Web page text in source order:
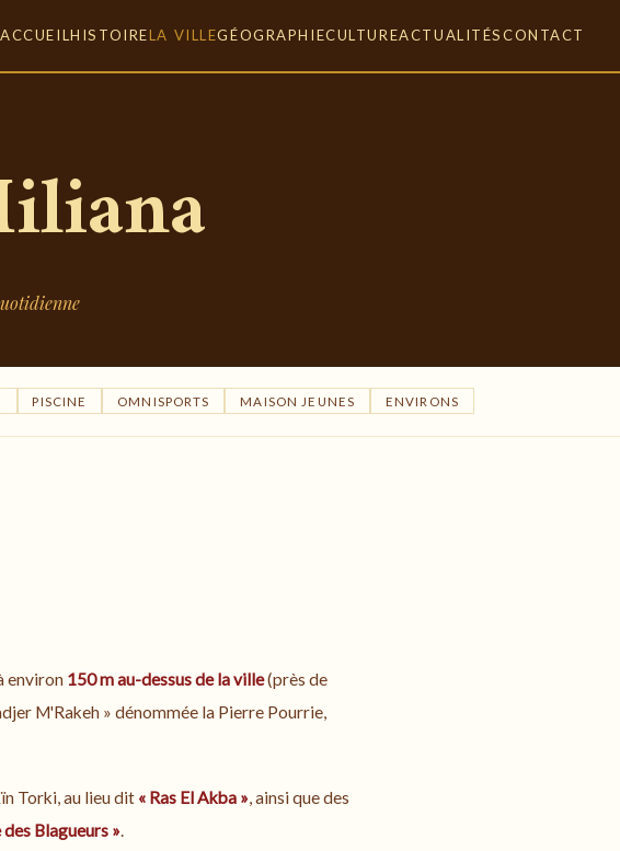
ACCUEILHISTOIRELA VILLEGÉOGRAPHIECULTUREACTUALITÉSCONTACT
PISCINE OMNISPORTS MAISON JEUNES ENVIRONS
environ 150 m au-dessus de la ville(près de
M'Rakeh » dénommée la Pierre Pourrie,
Torki, au lieu dit « Ras El Akba », ainsi que des
des Blagueurs ».